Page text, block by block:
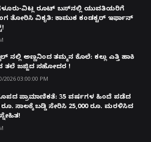
ವಿಟ್ಲ ರೂಟ್ ಬಸ್‌ನಲ್ಲಿ ಯುವತಿಯರಿಗೆ
ತೋರಿಸಿ ವಿಕೃತಿ: ಕಾಮುಕ ಕಂಡಕ್ಟರ್ ಇರ್ಫಾನ್
ನಲ್ಲಿ ಅಣ್ಣನಿಂದ ತಮ್ಮನ ಕೊಲೆ: ಕಲ್ಲು ಎತ್ತಿ ಹಾಕಿ
ತಲೆ ಜಜ್ಜಿದ ಸಹೋದರ !
2026 03:00:00 PM
ಪ್ರಾಮಾಣಿಕತೆ: 35 ವರ್ಷಗಳ ಹಿಂದೆ ಪಡೆದ
ರೂ. ಸಾಲಕ್ಕೆ ಬಡ್ಡಿ ಸೇರಿಸಿ 25,000 ರೂ. ಮರಳಿಸಿದ